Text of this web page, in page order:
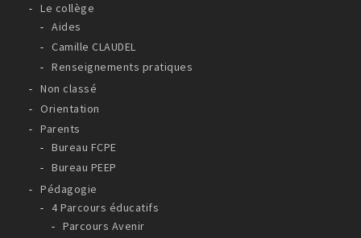
Le collège
Aides
Camille CLAUDEL
Renseignements pratiques
Non classé
Orientation
Parents
Bureau FCPE
Bureau PEEP
Pédagogie
4 Parcours éducatifs
Parcours Avenir